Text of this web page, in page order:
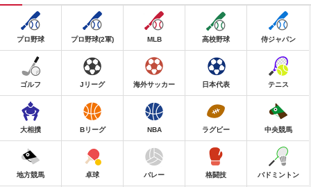
プロ野球 プロ野球(2軍) MLB 高校野球 侍ジャパン
ゴルフ Jリーグ 海外サッカー 日本代表 テニス
大相撲 Bリーグ NBA ラグビー 中央競馬
地方競馬 卓球 バレー 格闘技 バドミントン